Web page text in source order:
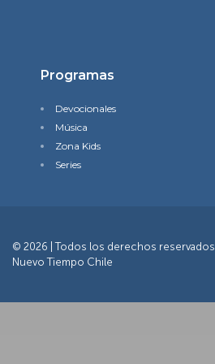
Programas
Devocionales
Música
Zona Kids
Series
© 2026 | Todos los derechos reservados
Nuevo Tiempo Chile